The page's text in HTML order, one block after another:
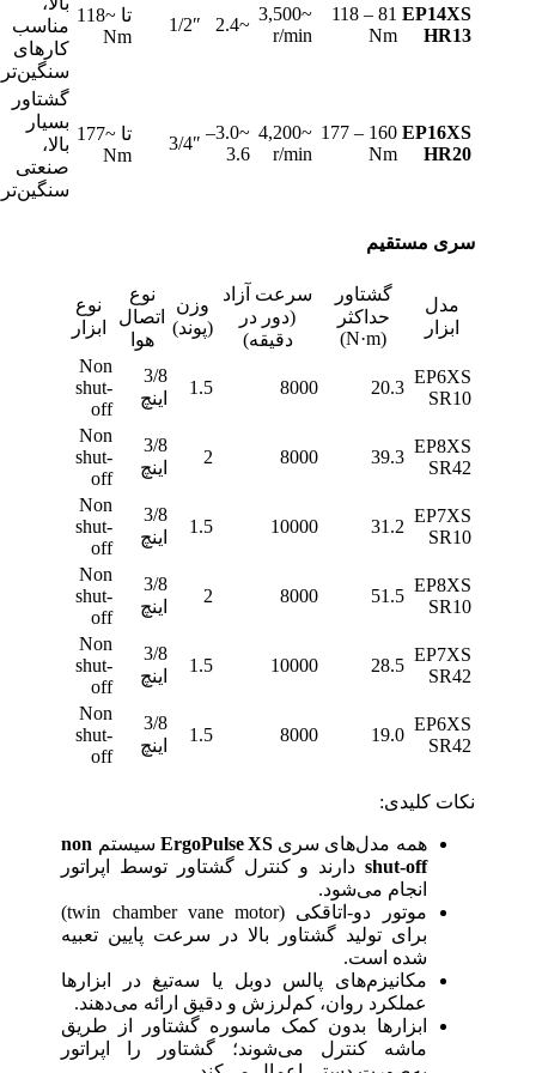
EP14XS
HR13
81 – 118
Nm
~3,500
r/min
~2.4
1/2″
تا ~118
Nm
مناسب
کارهای
EP16XS
HR20
160 – 177
Nm
~4,200
r/min
~3.0–
3.6
3/4″
تا ~177
Nm
گشتاور
بسیار
بالا،
صنعتی
سری مستقیم
مدل
ابزار
گشتاور
حداکثر
(N·m)
سرعت آزاد
(دور در
دقیقه)
وزن
(پوند)
نوع
اتصال
هوا
نوع
ابزار
EP6XS
SR10
20.3
8000
1.5
3/8
اینچ
Non
shut-
off
EP8XS
SR42
39.3
8000
2
3/8
اینچ
Non
shut-
off
EP7XS
SR10
31.2
10000
1.5
3/8
اینچ
Non
shut-
off
EP8XS
SR10
51.5
8000
2
3/8
اینچ
Non
shut-
off
EP7XS
SR42
28.5
10000
1.5
3/8
اینچ
Non
shut-
off
EP6XS
SR42
19.0
8000
1.5
3/8
اینچ
Non
shut-
off
نکات کلیدی:
همه مدل‌های سریErgoPulse XS سیستم non
shut-off دارند و کنترل گشتاور توسط اپراتور
انجام می‌شود.
موتور دو-اتاقکی (twin chamber vane motor)
برای تولید گشتاور بالا در سرعت پایین تعبیه
شده است.
مکانیزم‌های پالس دوبل یا سه‌تیغ در ابزارها
عملکرد روان، کم‌لرزش و دقیق ارائه می‌دهند.
ابزارها بدون کمک ماسوره گشتاور از طریق
ماشه کنترل می‌شوند؛ گشتاور را اپراتور